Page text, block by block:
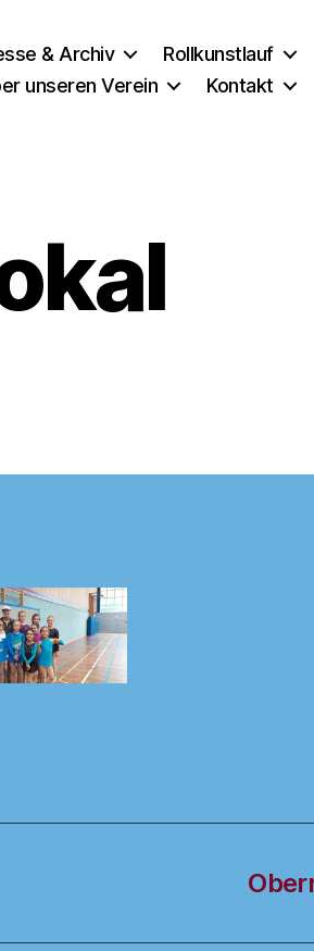
& Archiv
Rollkunstlauf
unseren Verein
Kontakt